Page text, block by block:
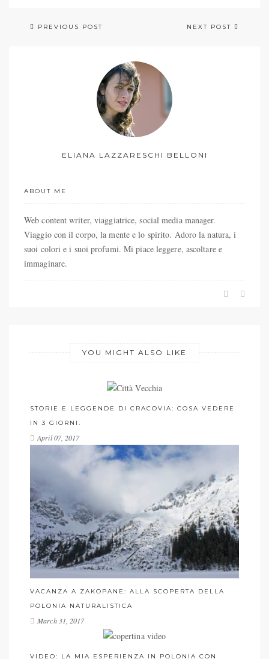
PREVIOUS POST NEXT POST
ELIANA LAZZARESCHI BELLONI
ABOUT ME
Web content writer, viaggiatrice, social media manager.
Viaggio con il corpo, la mente e lo spirito. Adoro la natura, i
suoi colori e i suoi profumi. Mi piace leggere, ascoltare e
immaginare.
YOU MIGHT ALSO LIKE
STORIE E LEGGENDE DI CRACOVIA: COSA VEDERE
IN 3 GIORNI.
April 07, 2017
VACANZA A ZAKOPANE: ALLA SCOPERTA DELLA
POLONIA NATURALISTICA
March 31, 2017
VIDEO: LA MIA ESPERIENZA IN POLONIA CON